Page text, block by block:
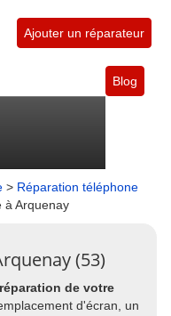
Ajouter un réparateur
Blog
> Réparation téléphone
à Arquenay
(53)
réparation de votre
d'écran, un